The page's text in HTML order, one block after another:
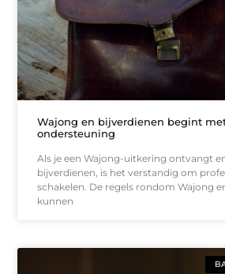
Wajong en bijverdienen begint
ondersteuning
Als je een Wajong-uitkering ontvangt
bijverdienen, is het verstandig om
schakelen. De regels rondom Wajong
kunnen